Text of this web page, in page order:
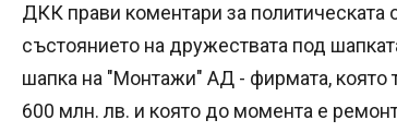
ДКК прави коментари за политическата
състоянието на дружествата под
шапка на "Монтажи" АД - фирмата,
600 млн. лв. и която до момента е